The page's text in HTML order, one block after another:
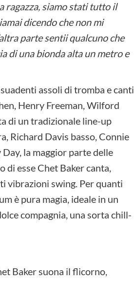
ragazza, siamo stati tutto il
dicendo che non mi
parte sentii qualcuno che
di una bionda alta un metro e
assoli di tromba e canti
Henry Freeman, Wilford
di un tradizionale line-up
Richard Davis basso, Connie
la maggior parte delle
di esse Chet Baker canta,
vibrazioni swing. Per quanti
è pura magia, ideale in un
compagnia, una sorta chill-
Baker suona il flicorno,